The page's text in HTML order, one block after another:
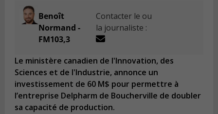
Benoît
Normand -
FM103,3
Contacter le ou
la journaliste :
Le ministère canadien de l'Innovation, des
Sciences et de l'Industrie, annonce un
investissement de 60 M$ pour permettre à
l’entreprise Delpharm de Boucherville de doubler
sa capacité de production.